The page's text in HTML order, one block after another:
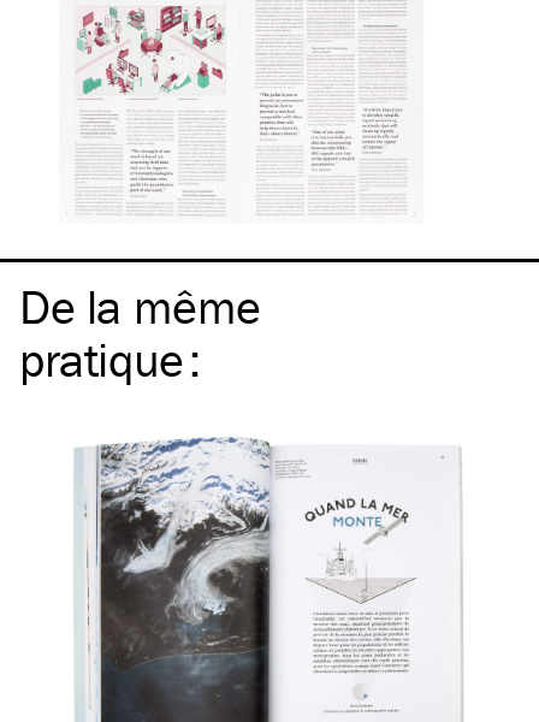
De la même
pratique: